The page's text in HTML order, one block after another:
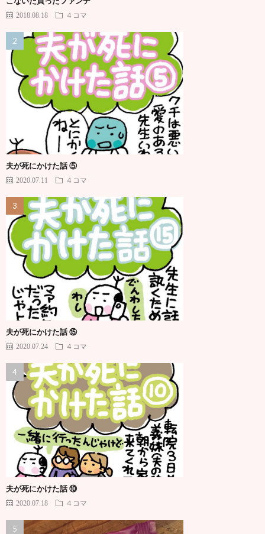
2018.08.18 ４コマ
夫が死にかけた話 ⑤
2020.07.11 ４コマ
夫が死にかけた話 ⑮
2020.07.24 ４コマ
夫が死にかけた話 ⑩
2020.07.18 ４コマ